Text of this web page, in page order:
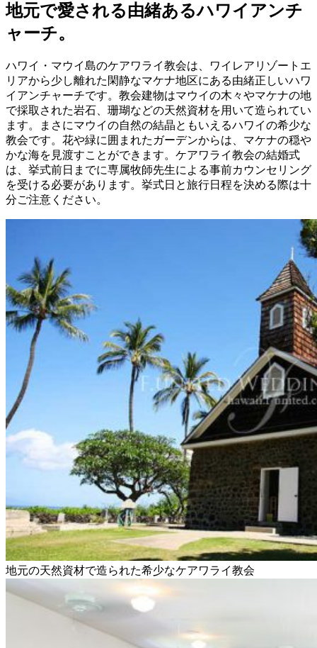
地元で愛される由緒あるハワイアンチ
ャーチ。
ハワイ・マウイ島のケアワライ教会は、ワイレアリゾートエ
リアから少し離れた閑静なマケナ地区にある由緒正しいハワ
イアンチャーチです。教会建物はマウイの木々やマケナの地
で採取された岩石、珊瑚などの天然資材を用いて造られてい
ます。まさにマウイの自然の結晶ともいえるハワイの希少な
教会です。花や緑に囲まれたガーデンからは、マケナの穏や
かな海を見渡すことができます。ケアワライ教会の結婚式
は、挙式前日までに専属牧師先生による事前カウンセリング
を受ける必要があります。挙式日と旅行日程を決める際は十
分ご注意ください。
地元の天然資材で造られた希少なケアワライ教会